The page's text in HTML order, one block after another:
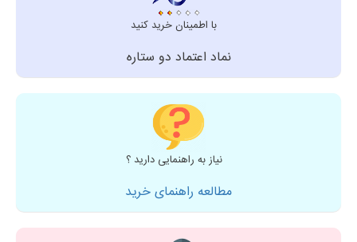
با اطمینان خرید کنید
نماد اعتماد دو ستاره
نیاز به راهنمایی دارید ؟
مطالعه راهنمای خرید